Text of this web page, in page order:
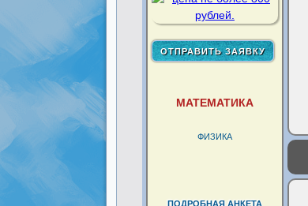
МАТЕМАТИКА
ФИЗИКА
ПОДРОБНАЯ АНКЕТА